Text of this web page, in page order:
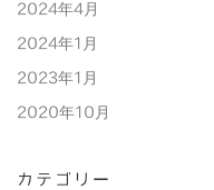
2024年4月
2024年1月
2023年1月
2020年10月
カテゴリー